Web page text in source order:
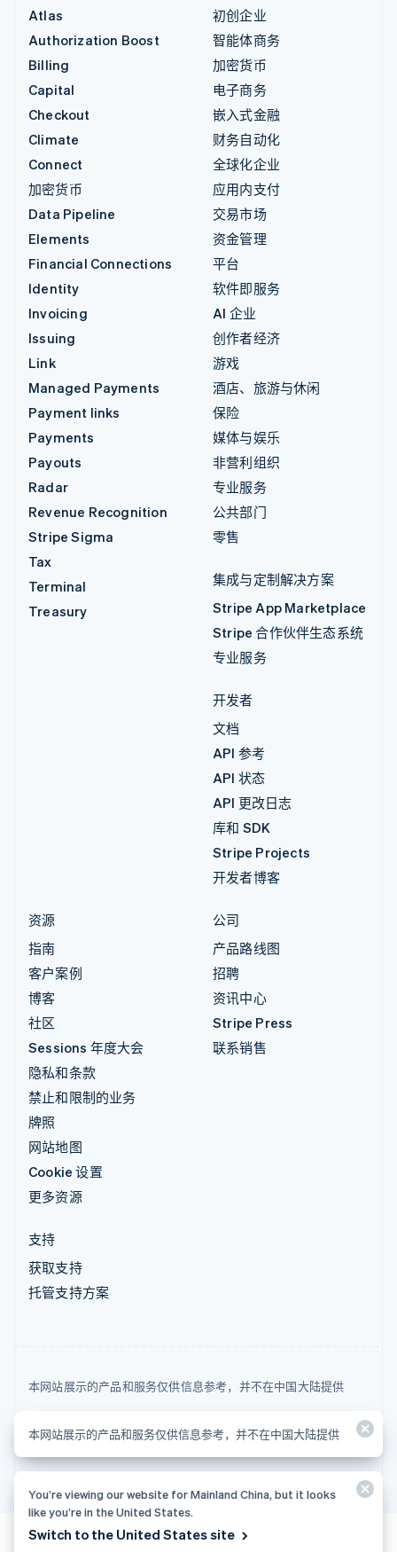
Atlas
Authorization Boost
Billing
Capital
Checkout
Climate
Connect
加密货币
Data Pipeline
Elements
Financial Connections
Identity
Invoicing
Issuing
Link
Managed Payments
Payment links
Payments
Payouts
Radar
Revenue Recognition
Stripe Sigma
Tax
Terminal
Treasury
初创企业
智能体商务
加密货币
电子商务
嵌入式金融
财务自动化
全球化企业
应用内支付
交易市场
资金管理
平台
软件即服务
AI 企业
创作者经济
游戏
酒店、旅游与休闲
保险
媒体与娱乐
非营利组织
专业服务
公共部门
零售
集成与定制解决方案
Stripe App Marketplace
Stripe 合作伙伴生态系统
专业服务
开发者
文档
API 参考
API 状态
API 更改日志
库和 SDK
Stripe Projects
开发者博客
资源
指南
客户案例
博客
社区
Sessions 年度大会
隐私和条款
禁止和限制的业务
牌照
网站地图
Cookie 设置
更多资源
公司
产品路线图
招聘
资讯中心
Stripe Press
联系销售
支持
获取支持
托管支持方案
本网站展示的产品和服务仅供信息参考，并不在中国大陆提供
© 2026 Stripe, LLC
本网站展示的产品和服务仅供信息参考，并不在中国大陆提供
You’re viewing our website for Mainland China, but it looks
like you’re in the United States.
Switch to the United States site